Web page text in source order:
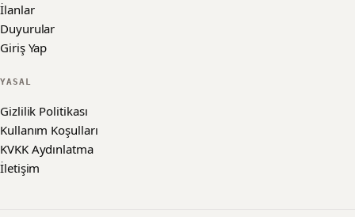
İlanlar
Duyurular
Giriş Yap
YASAL
Gizlilik Politikası
Kullanım Koşulları
KVKK Aydınlatma
İletişim